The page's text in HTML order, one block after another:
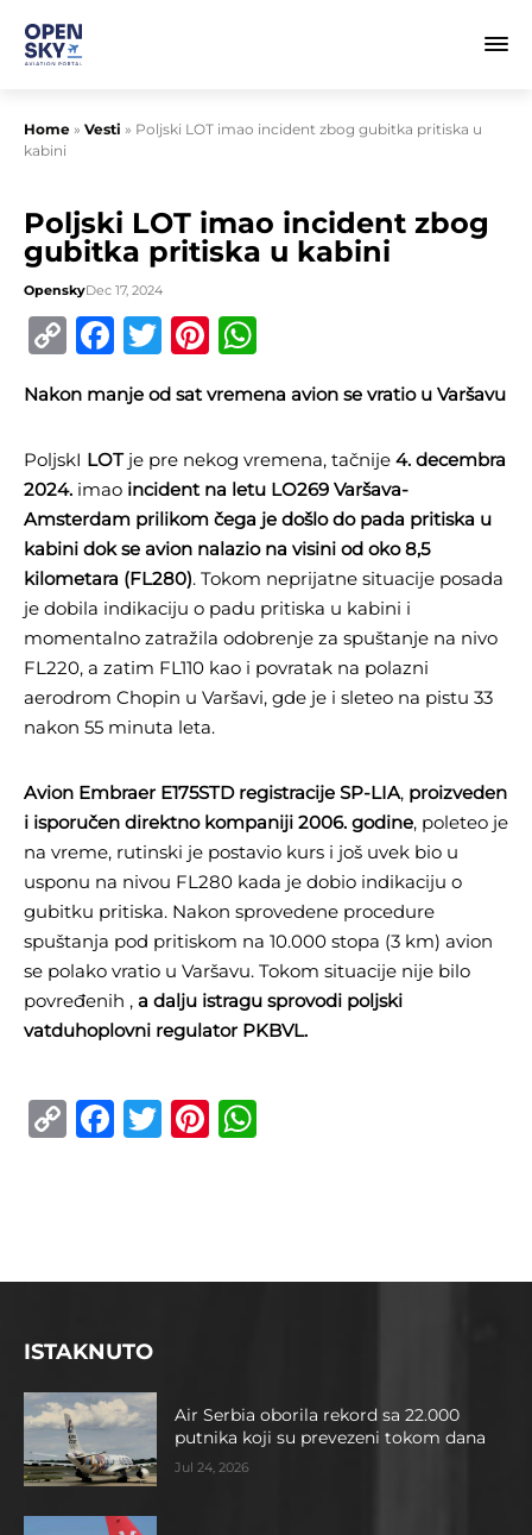
Home » Vesti » Poljski LOT imao incident zbog gubitka pritiska u
kabini
Poljski LOT imao incident zbog
gubitka pritiska u kabini
OpenskyDec 17, 2024
CopyFacebook
TwitterPinterest
Nakon manje od sat vremena avion se vratio u Varšavu
PoljskI LOTje pre nekog vremena, tačnije 4. decembra
2024. imao incident na letu LO269 Varšava-
Amsterdam prilikom čega je došlo do pada pritiska u
kabini dok se avion nalazio na visini od oko 8,5
kilometara (FL280). Tokom neprijatne situacije posada
je dobila indikaciju o padu pritiska u kabini i
momentalno zatražila odobrenje za spuštanje na nivo
FL220, a zatim FL110 kao i povratak na polazni
aerodrom Chopin u Varšavi, gde je i sleteo na pistu 33
nakon 55 minuta leta.
Avion Embraer E175STD registracije SP-LIA, proizveden
i isporučen direktno kompaniji 2006. godine, poleteo je
na vreme, rutinski je postavio kurs i još uvek bio u
usponu na nivou FL280 kada je dobio indikaciju o
gubitku pritiska. Nakon sprovedene procedure
spuštanja pod pritiskom na 10.000 stopa (3 km) avion
se polako vratio u Varšavu. Tokom situacije nije bilo
povređenih , a dalju istragu sprovodi poljski
vatduhoplovni regulator PKBVL.
CopyFacebook
TwitterPinterest
ISTAKNUTO
Air Serbia oborila rekord sa 22.000
putnika koji su prevezeni tokom dana
Jul 24, 2026